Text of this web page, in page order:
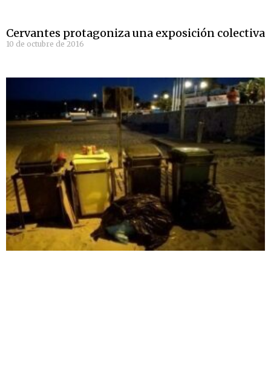
Cervantes protagoniza una exposición colectiva
10 de octubre de 2016